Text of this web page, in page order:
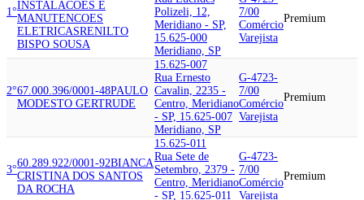
1°
INSTALACOES E
MANUTENCOES
ELETRICASRENILTO
BISPO SOUSA
Polizeli, 12,
Meridiano - SP,
15.625-000
Meridiano, SP
7/00
Comércio
Varejista
Premium
2°67.000.396/0001-48PAULO
MODESTO GERTRUDE
15.625-007
Rua Ernesto
Cavalin, 2235 -
Centro, Meridiano
- SP, 15.625-007
Meridiano, SP
G-4723-
7/00
Comércio
Varejista
Premium
3°
60.289.922/0001-92BIANCA
CRISTINA DOS SANTOS
DA ROCHA
15.625-011
Rua Sete de
Setembro, 2379 -
Centro, Meridiano
- SP, 15.625-011
G-4723-
7/00
Comércio
Varejista
Premium